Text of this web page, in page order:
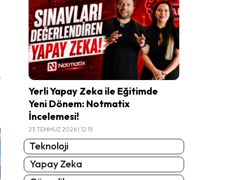
Yerli Yapay Zeka ile Eğitimde
Yeni Dönem: Notmatix
İncelemesi!
23 TEMMUZ 2026 | 12:15
Teknoloji
Yapay Zeka